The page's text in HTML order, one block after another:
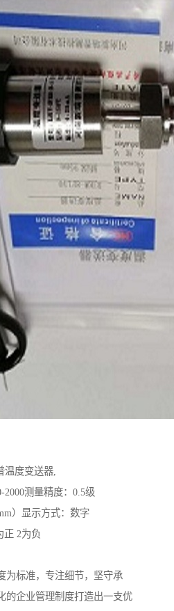
度变送器,
测量精度：0.5级
）显示方式：数字
正 2为负
为标准，专注细节，坚守承
的企业管理制度打造出一支优